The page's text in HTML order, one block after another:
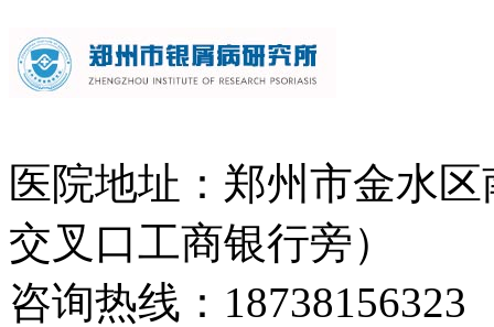
医院地址：郑州市金水
交叉口工商银行旁）
咨询热线：18738156323